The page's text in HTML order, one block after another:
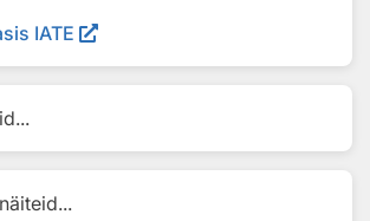
IATE